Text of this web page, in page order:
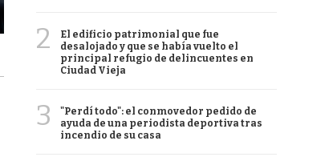
2
El edificio patrimonial que fue
desalojado y que se había vuelto el
principal refugio de delincuentes en
Ciudad Vieja
3
"Perdí todo": el conmovedor pedido de
ayuda de una periodista deportiva tras
incendio de su casa